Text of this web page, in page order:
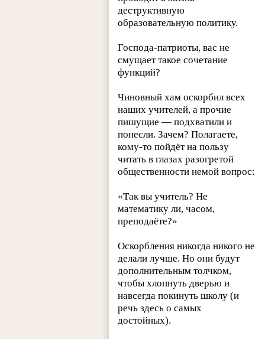
деструктивную
образовательную политику.
Господа-патриоты, вас не
смущает такое сочетание
функций?
Чиновный хам оскорбил всех
наших учителей, а прочие
пишущие — подхватили и
понесли. Зачем? Полагаете,
кому-то пойдёт на пользу
читать в глазах разогретой
общественности немой вопрос:
«Так вы учитель? Не
математику ли, часом,
преподаёте?»
Оскорбления никогда никого не
делали лучше. Но они будут
дополнительным толчком,
чтобы хлопнуть дверью и
навсегда покинуть школу (и
речь здесь о самых
достойных).